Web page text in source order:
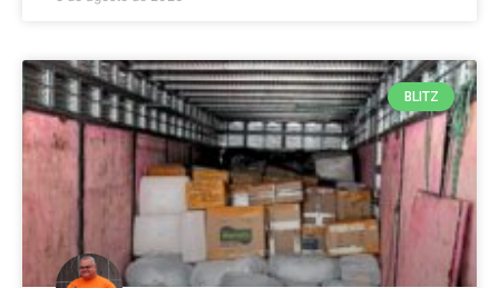
BLITZ